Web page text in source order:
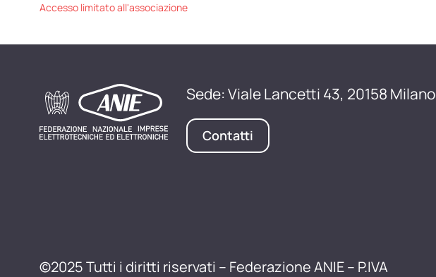
Accesso limitato all'associazione
Sede: Viale Lancetti 43, 20158 Milano
Contatti
©2025 Tutti i diritti riservati – Federazione ANIE – P.IVA